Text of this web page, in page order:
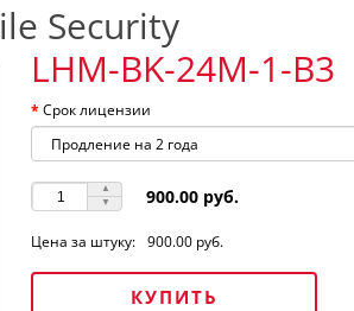
Security
LHM-BK-24M-1-B3
Срок лицензии
900.00 руб.
Цена за штуку: 900.00 руб.
КУПИТЬ